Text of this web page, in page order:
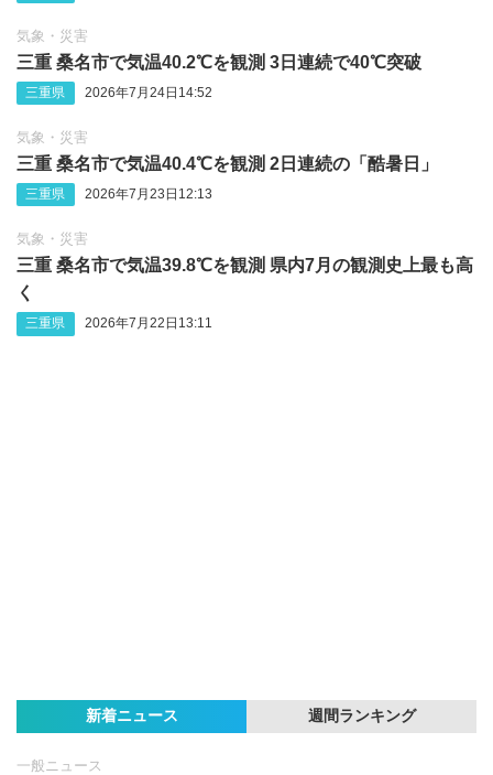
気象・災害
三重 桑名市で気温40.2℃を観測 3日連続で40℃突破
三重県 2026年7月24日14:52
気象・災害
三重 桑名市で気温40.4℃を観測 2日連続の「酷暑日」
三重県 2026年7月23日12:13
気象・災害
三重 桑名市で気温39.8℃を観測 県内7月の観測史上最も高
く
三重県 2026年7月22日13:11
新着ニュース 週間ランキング
一般ニュース